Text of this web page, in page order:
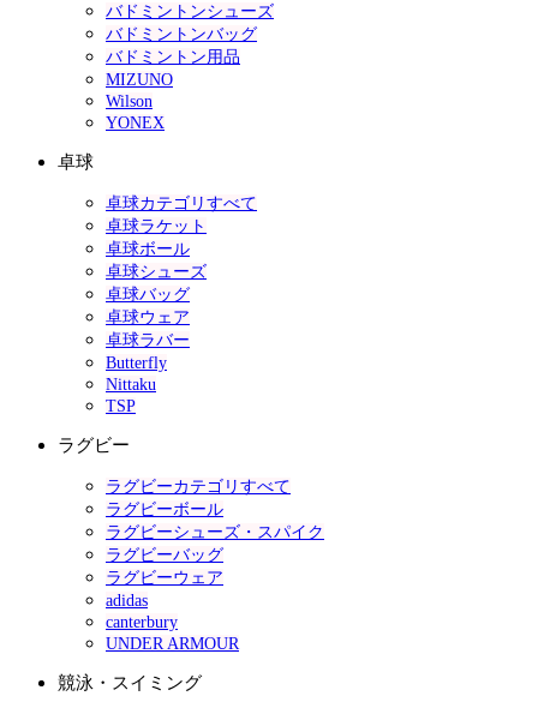
バドミントンシューズ
バドミントンバッグ
バドミントン用品
MIZUNO
Wilson
YONEX
卓球
卓球カテゴリすべて
卓球ラケット
卓球ボール
卓球シューズ
卓球バッグ
卓球ウェア
卓球ラバー
Butterfly
Nittaku
TSP
ラグビー
ラグビーカテゴリすべて
ラグビーボール
ラグビーシューズ・スパイク
ラグビーバッグ
ラグビーウェア
adidas
canterbury
UNDER ARMOUR
競泳・スイミング